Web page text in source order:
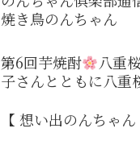
焼き鳥のんちゃん
第6回芋焼酎
八重
子さんとともに八
【 想い出のんちゃ